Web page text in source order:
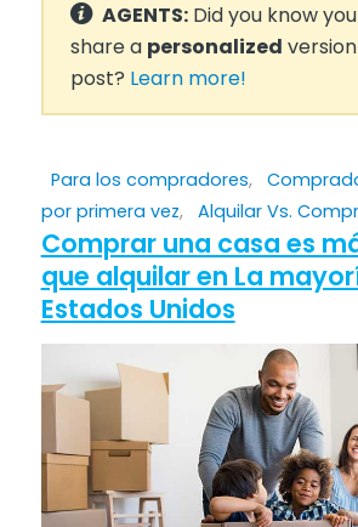
AGENTS:Did you know
share a personalized
post? Learn more!
Para los compradores,
por primera vez, Alquilar Vs.
Comprar una casa es
que alquilar en La
Estados Unidos